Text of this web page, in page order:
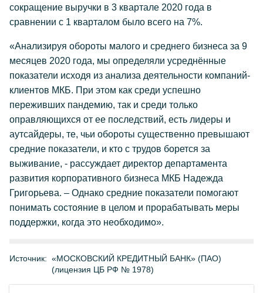
сокращение выручки в 3 квартале 2020 года в
сравнении с 1 кварталом было всего на 7%.
«Анализируя обороты малого и среднего бизнеса за 9
месяцев 2020 года, мы определяли усреднённые
показатели исходя из анализа деятельности компаний-
клиентов МКБ. При этом как среди успешно
переживших пандемию, так и среди только
оправляющихся от ее последствий, есть лидеры и
аутсайдеры, те, чьи обороты существенно превышают
средние показатели, и кто с трудов борется за
выживание, - рассуждает директор департамента
развития корпоративного бизнеса МКБ Надежда
Григорьева. – Однако средние показатели помогают
понимать состояние в целом и прорабатывать меры
поддержки, когда это необходимо».
Источник: «МОСКОВСКИЙ КРЕДИТНЫЙ БАНК» (ПАО)
(лицензия ЦБ РФ № 1978)